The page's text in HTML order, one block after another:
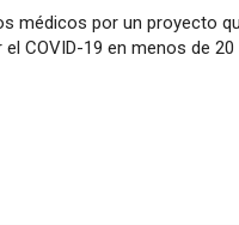
médicos por un proyecto
COVID-19 en menos de